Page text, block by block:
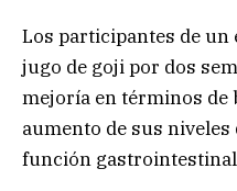
Los participantes de
jugo de goji por dos
mejoría en términos de
aumento de sus
función